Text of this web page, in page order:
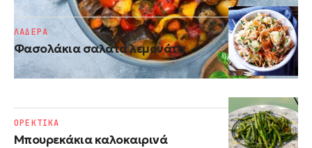
Φασολάκια σαλάτα λεμονάτα
ΛΑΔΕΡΑ
Μπουρεκάκια καλοκαιρινά
ΟΡΕΚΤΙΚΑ